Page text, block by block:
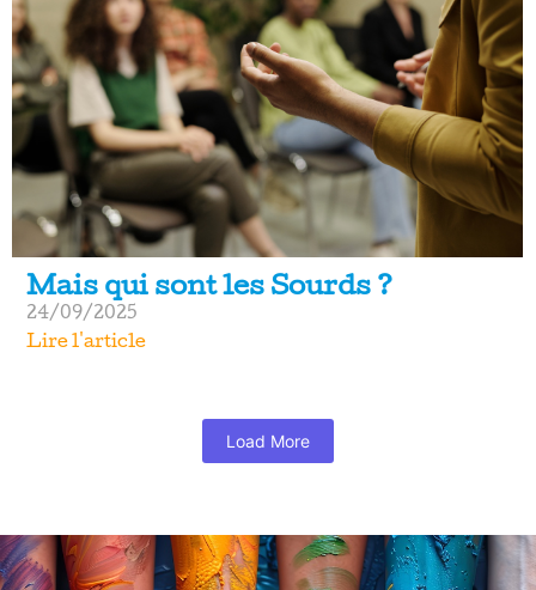
Mais qui sont les Sourds ?
24/09/2025
Lire l'article
Load More